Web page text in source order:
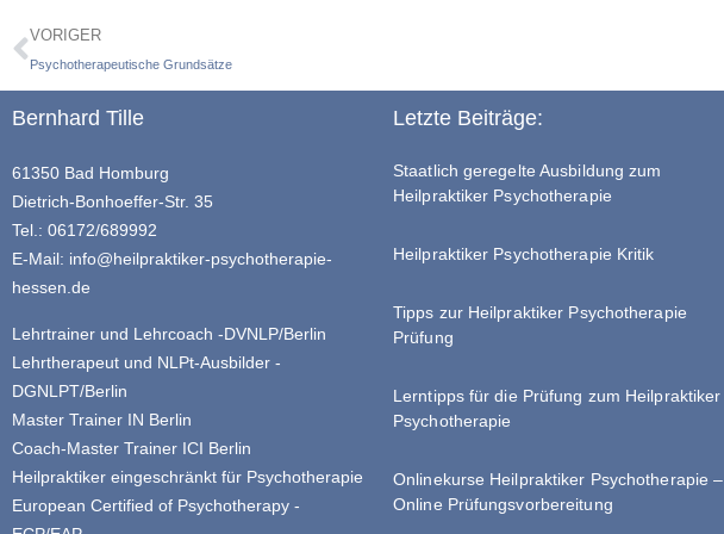
VORIGER
Psychotherapeutische Grundsätze
Bernhard Tille
61350 Bad Homburg
Dietrich-Bonhoeffer-Str. 35
Tel.: 06172/689992
E-Mail: info@heilpraktiker-psychotherapie-
hessen.de
Lehrtrainer und Lehrcoach -DVNLP/Berlin
Lehrtherapeut und NLPt-Ausbilder -
DGNLPT/Berlin
Master Trainer IN Berlin
Coach-Master Trainer ICI Berlin
Heilpraktiker eingeschränkt für Psychotherapie
European Certified of Psychotherapy -
Letzte Beiträge:
Staatlich geregelte Ausbildung zum
Heilpraktiker Psychotherapie
Heilpraktiker Psychotherapie Kritik
Tipps zur Heilpraktiker Psychotherapie
Prüfung
Lerntipps für die Prüfung zum Heilpraktiker
Psychotherapie
Onlinekurse Heilpraktiker Psychotherapie –
Online Prüfungsvorbereitung